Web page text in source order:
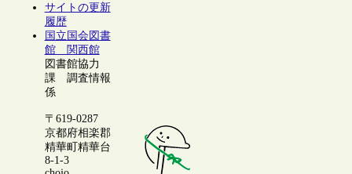
サイトの更新
履歴
国立国会図書
館 関西館
図書館協力
課 調査情報
係
〒619-0287
京都府相楽郡
精華町精華台
8-1-3